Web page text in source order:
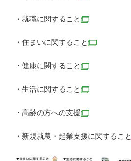
​・就職に関すること
・住まいに関すること
・健康に関すること
・生活に関すること
・高齢の方への支援
​・新規就農・起業支援に関すること